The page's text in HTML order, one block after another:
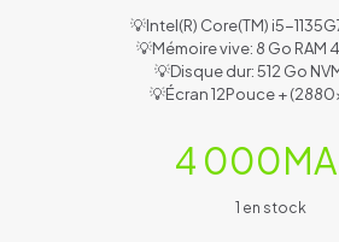
💡Intel(R) Core(TM) i5-
💡Mémoire vive: 8 Go RAM
💡Disque dur: 512 Go
💡Écran 12Pouce +
4 000
1 en stock